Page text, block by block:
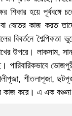
শিকার হয়ে
বা বেতের কাজ করত
বিবর্তনে
উপরে। লাকসাম,
শীতলাপূজা,
কাজ করে। এ এক